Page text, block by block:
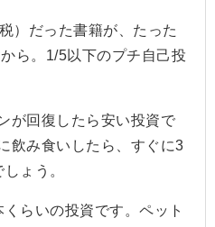
）だった書籍が、たった
ら。1/5以下のプチ自己投
が回復したら安い投資で
飲み食いしたら、すぐに3
ょう。
らいの投資です。ペット